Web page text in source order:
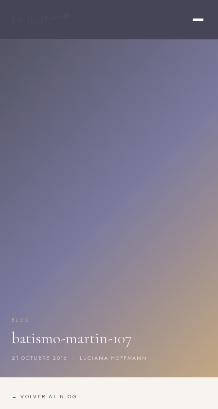
BLOG
batismo-martin-107
21 OCTUBRE 2016 · LUCIANA HOFFMANN
← VOLVER AL BLOG